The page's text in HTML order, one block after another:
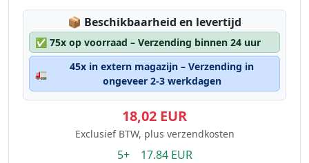
📦 Lagerstatus:
Beschikbaarheid en levertijd
✅ 75x op voorraad – Verzending binnen 24 uur
🚛
45x in extern magazijn – Verzending in
ongeveer 2-3 werkdagen
18,02 EUR
Exclusief BTW, plus verzendkosten
5+ 17.84 EUR